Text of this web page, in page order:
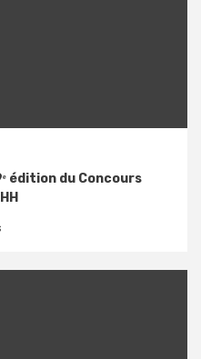
édition du Concours